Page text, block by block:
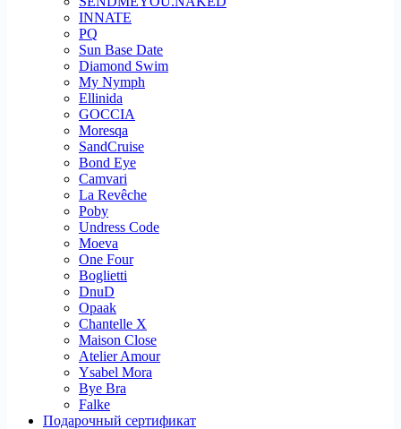
INNATE
PQ
Sun Base Date
Diamond Swim
My Nymph
Ellinida
GOCCIA
Moresqa
SandCruise
Bond Eye
Camvari
La Revêche
Poby
Undress Code
Moeva
One Four
Boglietti
DnuD
Opaak
Chantelle X
Maison Close
Atelier Amour
Ysabel Mora
Bye Bra
Falke
Подарочный сертификат